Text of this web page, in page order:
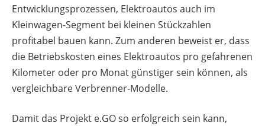
Entwicklungsprozessen, Elektroautos auch im
Kleinwagen-Segment bei kleinen Stückzahlen
profitabel bauen kann. Zum anderen beweist er, dass
die Betriebskosten eines Elektroautos pro gefahrenen
Kilometer oder pro Monat günstiger sein können, als
vergleichbare Verbrenner-Modelle.
Damit das Projekt e.GO so erfolgreich sein kann,